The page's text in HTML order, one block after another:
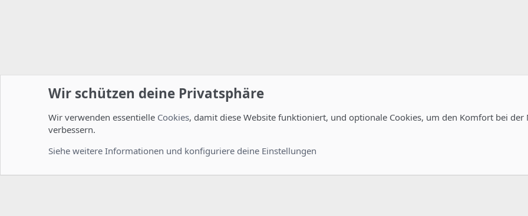
Startseite Foren Linux Foren Server Administration
Wir schützen deine Privatsphäre
Wir verwenden essentielle Cookies, damit diese Website funktioniert, und optionale Cookies, um den Komfort bei der
verbessern.
Siehe weitere Informationen und konfiguriere deine Einstellungen